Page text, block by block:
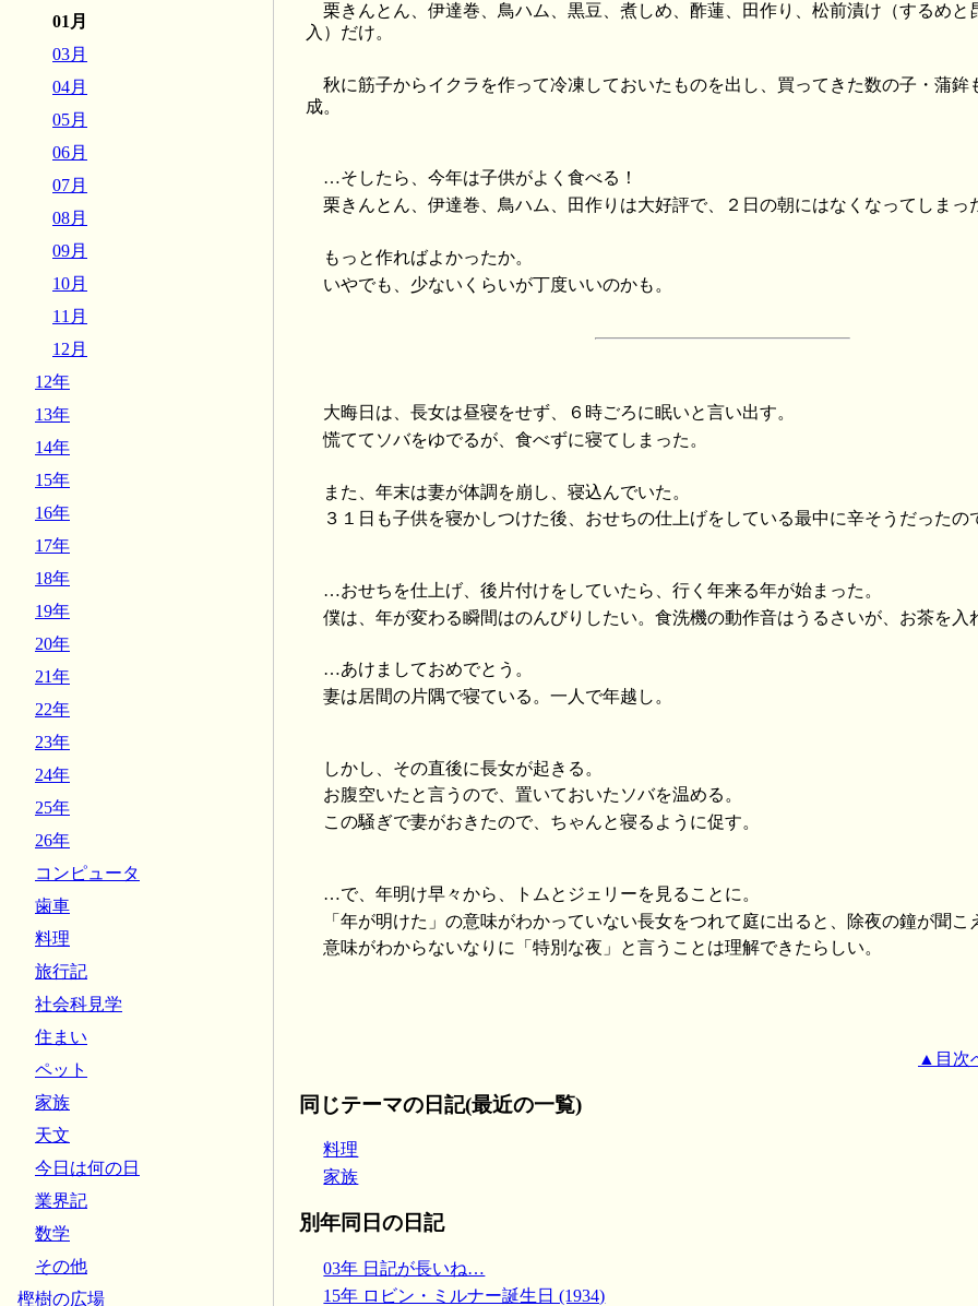
栗きんとん、伊達巻、鳥ハム、黒豆、煮しめ、酢蓮、田作り、松前漬け（するめと
入）だけ。
秋に筋子からイクラを作って冷凍しておいたものを出し、買ってきた数の子・蒲鉾
成。
…そしたら、今年は子供がよく食べる！
栗きんとん、伊達巻、鳥ハム、田作りは大好評で、２日の朝にはなくなってしまっ
もっと作ればよかったか。
いやでも、少ないくらいが丁度いいのかも。
大晦日は、長女は昼寝をせず、６時ごろに眠いと言い出す。
慌ててソバをゆでるが、食べずに寝てしまった。
また、年末は妻が体調を崩し、寝込んでいた。
３１日も子供を寝かしつけた後、おせちの仕上げをしている最中に辛そうだったの
…おせちを仕上げ、後片付けをしていたら、行く年来る年が始まった。
僕は、年が変わる瞬間はのんびりしたい。食洗機の動作音はうるさいが、お茶を入
…あけましておめでとう。
妻は居間の片隅で寝ている。一人で年越し。
しかし、その直後に長女が起きる。
お腹空いたと言うので、置いておいたソバを温める。
この騒ぎで妻がおきたので、ちゃんと寝るように促す。
…で、年明け早々から、トムとジェリーを見ることに。
「年が明けた」の意味がわかっていない長女をつれて庭に出ると、除夜の鐘が聞こ
意味がわからないなりに「特別な夜」と言うことは理解できたらしい。
▲目次
同じテーマの日記(最近の一覧)
料理
家族
別年同日の日記
03年 日記が長いね…
15年 ロビン・ミルナー誕生日 (1934)
01月
03月
04月
05月
06月
07月
08月
09月
10月
11月
12月
12年
13年
14年
15年
16年
17年
18年
19年
20年
21年
22年
23年
24年
25年
26年
コンピュータ
歯車
料理
旅行記
社会科見学
住まい
ペット
家族
天文
今日は何の日
業界記
数学
その他
樫樹の広場